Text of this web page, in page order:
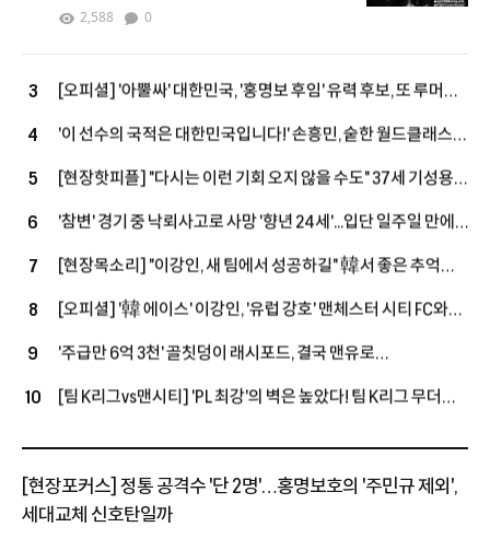
버그 차기 커미셔너로 선임
2,588 0
3
[오피셜] '아뿔싸' 대한민국, '홍명보 후임' 유력 후보, 또 루머에
4
'이 선수의 국적은 대한민국입니다!' 손흥민, 숱한 월드클래스
5
[현장핫피플] "다시는 이런 기회 오지 않을 수도" 37세 기성용,
6
'참변' 경기 중 낙뢰사고로 사망 '향년 24세'...입단 일주일 만에
7
[현장목소리] "이강인, 새 팀에서 성공하길" 韓서 좋은 추억
쌓은 포든…"지난번과 마찬가지로 성공적인 시즌 보내고파"
8
[오피셜] '韓 에이스' 이강인, '유럽 강호' 맨체스터 시티 FC와
9
'주급만 6억 3천' 골칫덩이 래시포드, 결국 맨유로
10
[팀 K리그vs맨시티] 'PL 최강'의 벽은 높았다! 팀 K리그 무더위
[현장포커스] 정통 공격수 '단 2명'…홍명보호의 '주민규 제외',
세대교체 신호탄일까